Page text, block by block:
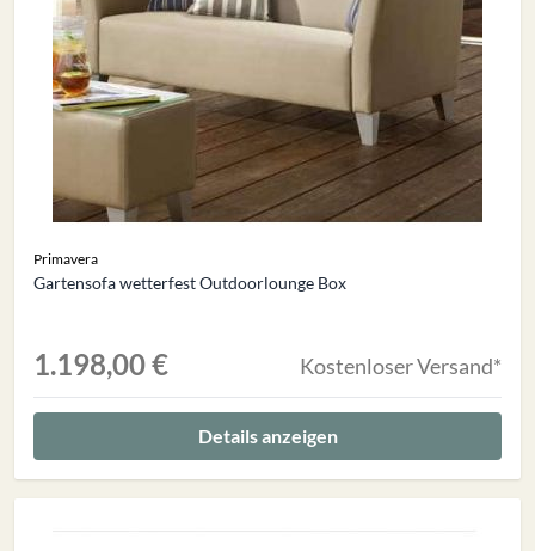
Primavera
Gartensofa wetterfest Outdoorlounge Box
1.198,00 € Kostenloser Versand*
Details anzeigen